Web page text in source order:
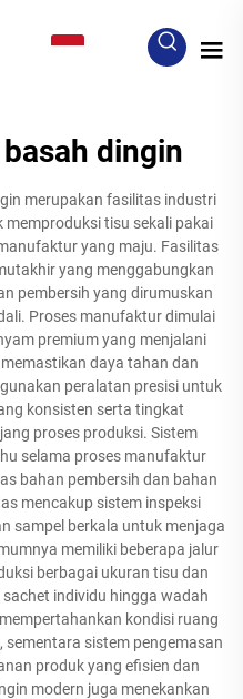
dingin
merupakan fasilitas industri
tisu sekali pakai
yang maju. Fasilitas
yang menggabungkan
pembersih yang dirumuskan
Proses manufaktur dimulai
premium yang menjalani
daya tahan dan
peralatan presisi untuk
konsisten serta tingkat
proses produksi. Sistem
selama proses manufaktur
bahan pembersih dan bahan
mencakup sistem inspeksi
sampel berkala untuk menjaga
memiliki beberapa jalur
berbagai ukuran tisu dan
individu hingga wadah
kondisi ruang
sementara sistem pengemasan
produk yang efisien dan
modern juga menekankan